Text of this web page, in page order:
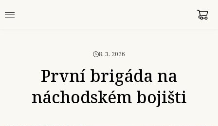
8. 3. 2026
První brigáda na
náchodském bojišti